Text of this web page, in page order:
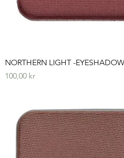
NORTHERN LIGHT -
Pris
100,00 kr